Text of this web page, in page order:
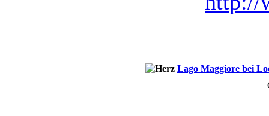
Lago Maggiore bei